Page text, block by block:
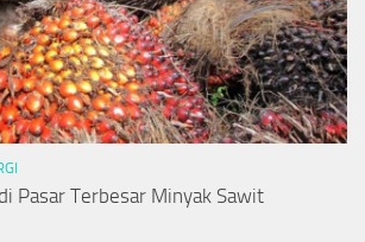
Pasar Terbesar Minyak Sawit